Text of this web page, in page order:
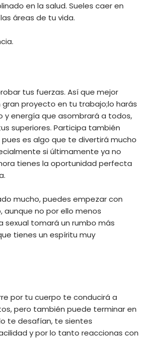
en la salud. Sueles caer en
áreas de tu vida.
tus fuerzas. Así que mejor
proyecto en tu trabajo;lo harás
y energía que asombrará a todos,
superiores. Participa también
es algo que te divertirá mucho
si últimamente ya no
tienes la oportunidad perfecta
mucho, puedes empezar con
aunque no por ello menos
sexual tomará un rumbo más
tienes un espíritu muy
por tu cuerpo te conducirá a
pero también puede terminar en
te desafían, te sientes
y por lo tanto reaccionas con